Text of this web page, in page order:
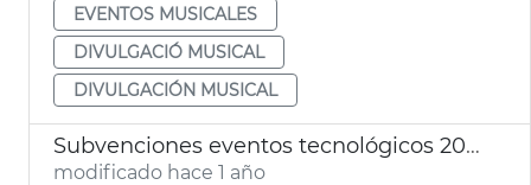
EVENTOS MUSICALES
DIVULGACIÓ MUSICAL
DIVULGACIÓN MUSICAL
Subvenciones eventos tecnológicos 2025
modificado hace 1 año